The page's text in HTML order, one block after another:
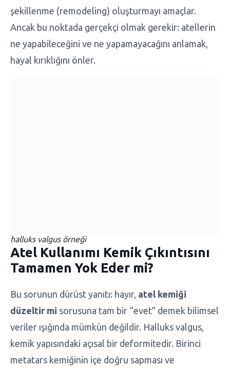
şekillenme (remodeling) oluşturmayı amaçlar.
Ancak bu noktada gerçekçi olmak gerekir: atellerin
ne yapabileceğini ve ne yapamayacağını anlamak,
hayal kırıklığını önler.
halluks valgus örneği
Atel Kullanımı Kemik Çıkıntısını
Tamamen Yok Eder mi?
Bu sorunun dürüst yanıtı: hayır, atel kemiği
düzeltir mi sorusuna tam bir “evet” demek bilimsel
veriler ışığında mümkün değildir. Halluks valgus,
kemik yapısındaki açısal bir deformitedir. Birinci
metatars kemiğinin içe doğru sapması ve